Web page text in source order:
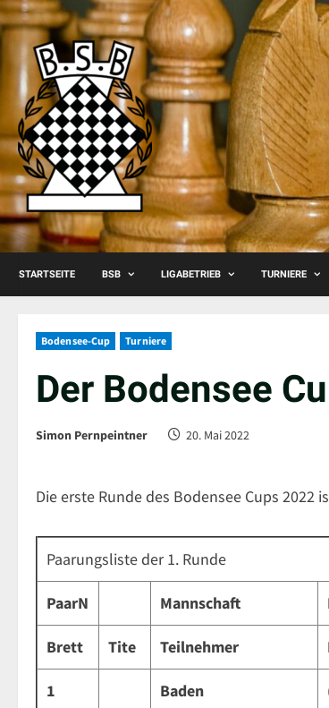
Skip
to
content
STARTSEITE BSB LIGABETRIEB TURNIERE
Bodensee-Cup Turniere
Der Bodensee
Simon Pernpeintner 20. Mai 2022
Die erste Runde des Bodensee Cups 2022
Paarungsliste der 1. Runde
PaarN Mannschaft
Brett Tite Teilnehmer
1 Baden